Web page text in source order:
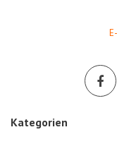
Kategorien